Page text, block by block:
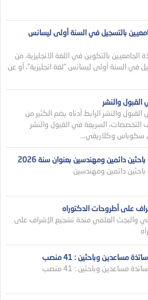
بالتسجيل في السنة أولى ليسانس
الجامعيين بالتكوين في اللغة الانجليزية، من
في السنة أولى ليسانس “لغة انجليزية”، أو عن
والنشر
والنشر الرابط أدناه يضم الكثير من
التخصصات، السريعة في القبول والنشر
سكوباس وكلاريفي...
دائمين ومهندسين بعنوان سنة 2026
دائمين ومهندسين
على أطروحات الدكتوراه
والبجث العلمي منحة تشجيع الإشراف على
مساعدين وباحثين : 41 منصب
مساعدين وباحثين : 41 منصب